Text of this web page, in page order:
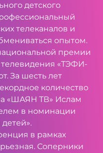
детского
телеканалов и
опытом.
премии
телевидения «ТЭФИ-
За шесть лет
количество
«ШАЯН ТВ» Ислам
в номинации
в рамках
Соперники